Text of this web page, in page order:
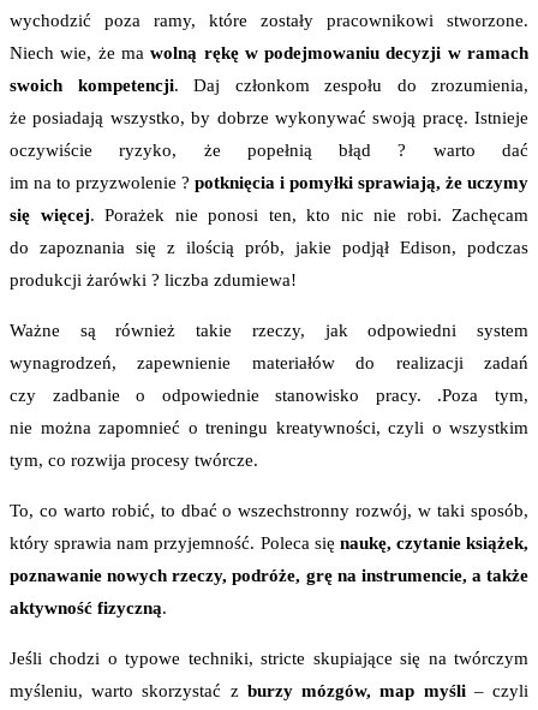
wychodzić poza ramy, które zostały pracownikowi stworzone.
Niech wie, że mawolną rękę w podejmowaniu decyzji w ramach
swoich kompetencji. Daj członkom zespołu do zrozumienia,
że posiadają wszystko, by dobrze wykonywać swoją pracę. Istnieje
oczywiście ryzyko, że popełnią błąd ? warto dać
im na to przyzwolenie ? potknięcia i pomyłki sprawiają, że uczymy
się więcej. Porażek nie ponosi ten, kto nic nie robi. Zachęcam
do zapoznania się z ilością prób, jakie podjął Edison, podczas
produkcji żarówki ? liczba zdumiewa!
Ważne są również takie rzeczy, jak odpowiedni system
wynagrodzeń, zapewnienie materiałów do realizacji zadań
czy zadbanie o odpowiednie stanowisko pracy. .Poza tym,
nie można zapomnieć o treningu kreatywności, czyli o wszystkim
tym, co rozwija procesy twórcze.
To, co warto robić, to dbać o wszechstronny rozwój, w taki sposób,
który sprawia nam przyjemność. Poleca się naukę, czytanie książek,
poznawanie nowych rzeczy, podróże, grę na instrumencie, a także
aktywność fizyczną.
Jeśli chodzi o typowe techniki, stricte skupiające się na twórczym
myśleniu, warto skorzystać z burzy mózgów, map myśli– czyli